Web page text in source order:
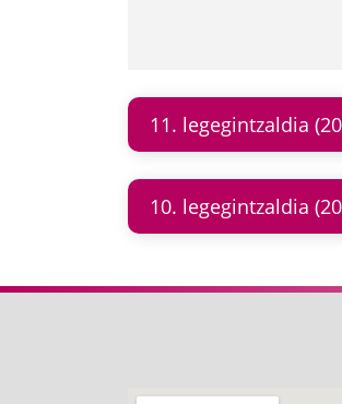
11. legegintzaldia
10. legegintzaldia